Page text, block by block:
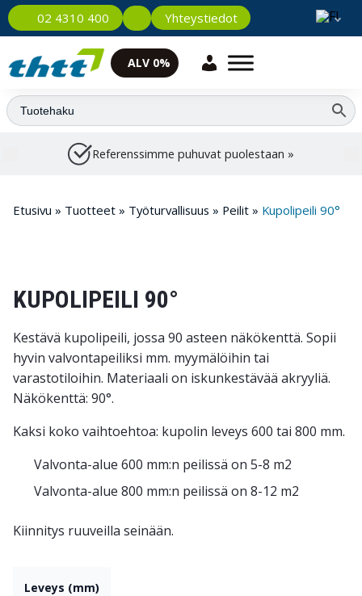
02 4310 400 Yhteystiedot
ALV 0%
Referenssimme puhuvat puolestaan »
Etusivu » Tuotteet » Työturvallisuus » Peilit » Kupolipeili 90°
KUPOLIPEILI 90°
Kestävä kupolipeili, jossa 90 asteen näkökenttä. Sopii
hyvin valvontapeiliksi mm. myymälöihin tai
varastotiloihin. Materiaali on iskunkestävää akryyliä.
Näkökenttä: 90°.
Kaksi koko vaihtoehtoa: kupolin leveys 600 tai 800 mm.
Valvonta-alue 600 mm:n peilissä on 5-8 m2
Valvonta-alue 800 mm:n peilissä on 8-12 m2
Kiinnitys ruuveilla seinään.
Leveys (mm)